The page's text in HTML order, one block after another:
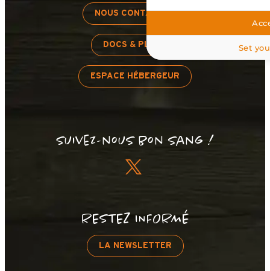
NOUS CONTACTER
DOCS & PLANS
ESPACE HÉBERGEUR
Suivez-nous bon sang !
RESTEZ INFORMÉ
LA NEWSLETTER
Set